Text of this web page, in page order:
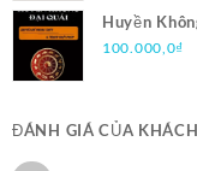
Huyền
Trạch Nhật
100.000,0₫
ĐÁNH GIÁ CỦA